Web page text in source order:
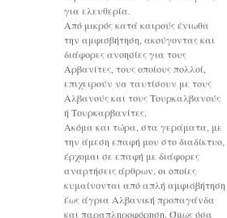
για ελευθερία.
Από μικρός κατά καιρούς ένιωθα
την αμφισβήτηση, ακούγοντας και
διάφορες ανοησίες για τους
Αρβανίτες, τους οποίους πολλοί,
επιχειρούν να ταυτίσουν με τους
Αλβανούς και τους Τουρκαλβανούς
ή Τουρκαρβανίτες.
Ακόμα και τώρα, στα γεράματα, με
την άμεση επαφή μου στο διαδίκτυο,
έρχομαι σε επαφή με διάφορες
αναρτήσεις άρθρων, οι οποίες
κυμαίνονται από απλή αμφισβήτηση
έως άγρια Αλβανική προπαγάνδα
και παραπληροφόρηση. Όμως όσα